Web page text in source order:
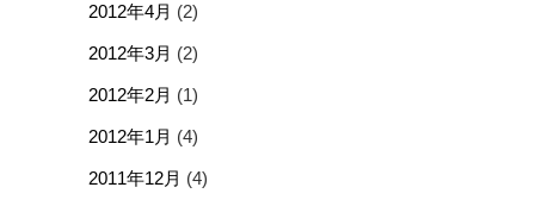
2012年4月 (2)
2012年3月 (2)
2012年2月 (1)
2012年1月 (4)
2011年12月 (4)